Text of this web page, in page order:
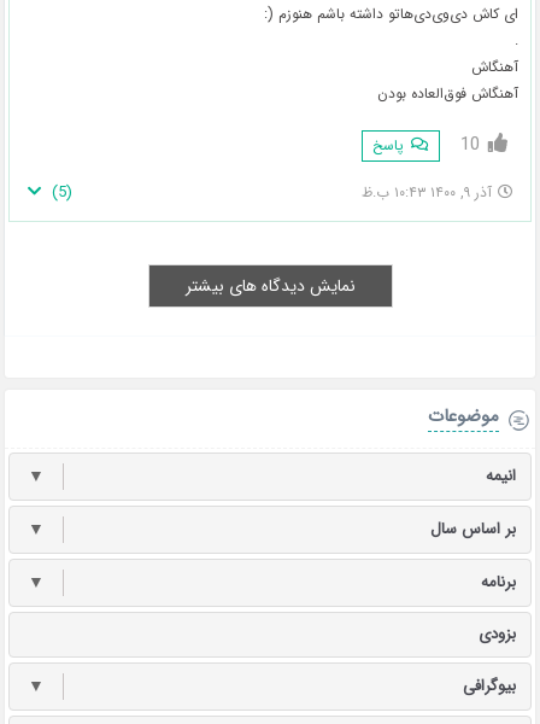
ای کاش دی‌وی‌دی‌هاتو داشته باشم هنوزم (:
.
آهنگاش
آهنگاش فوق‌العاده بودن
10 پاسخ
آذر ۹, ۱۴۰۰ ۱۰:۴۳ ب.ظ (
5
)
نمایش دیدگاه های بیشتر
موضوعات
انیمه ▼
بر اساس سال ▼
برنامه ▼
بزودی
بیوگرافی ▼